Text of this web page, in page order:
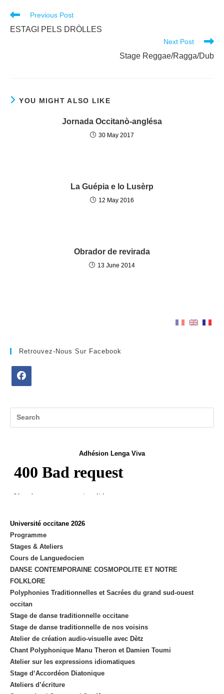
Read
articles
Previous Post
ESTAGI PELS DRÒLLES
Next Post
Stage Reggae/Ragga/Dub
YOU MIGHT ALSO LIKE
Jornada Occitanò-anglésa
30 May 2017
La Guépia e lo Lusèrp
12 May 2016
Obrador de revirada
13 June 2014
Retrouvez-Nous Sur Facebook
new
Adhésion Lenga Viva
Université occitane 2026
Programme
Stages & Ateliers
Cours de Languedocien
DANSE CONTEMPORAINE COSMOPOLITE ET NOTRE
FOLKLORE
Polyphonies Traditionnelles et Sacrées du grand sud-ouest
occitan
Stage de danse traditionnelle occitane
Stage de danse traditionnelle de nos voisins
Atelier de création audio-visuelle avec Dètz
Chant Polyphonique Manu Theron et Damien Toumi
Atelier sur les expressions idiomatiques
Stage d‘Accordéon Diatonique
Ateliers d’écriture